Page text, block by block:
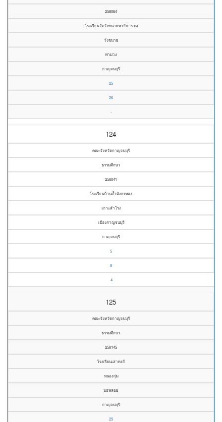
258064
โรงเรียนวัดวังขนายทายิการาม
วังขนาย
ท่าม่วง
กาญจนบุรี
25
26
-
124
คณะจังหวัดกาญจนบุรี
ธรรมศึกษา
258041
โรงเรียนบ้านถ้ำมังกรทอง
เกาะสำโรง
เมืองกาญจนบุรี
กาญจนบุรี
5
8
4
125
คณะจังหวัดกาญจนบุรี
ธรรมศึกษา
258145
โรงเรียนเสาหงส์
หนองกุ่ม
บ่อพลอย
กาญจนบุรี
25